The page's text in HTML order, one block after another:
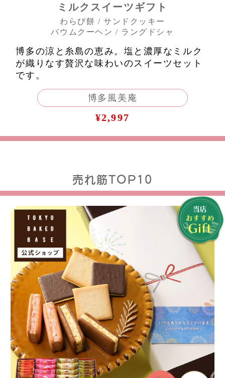
ミルクスイーツギフト
わらび餅 / サンドクッキー
バウムクーヘン / ラングドシャ
博多の涼と糸島の恵み。塩と濃厚なミルク
が織りなす贅沢な味わいのスイーツセット
です。
博多風美庵
¥2,997
売れ筋TOP10